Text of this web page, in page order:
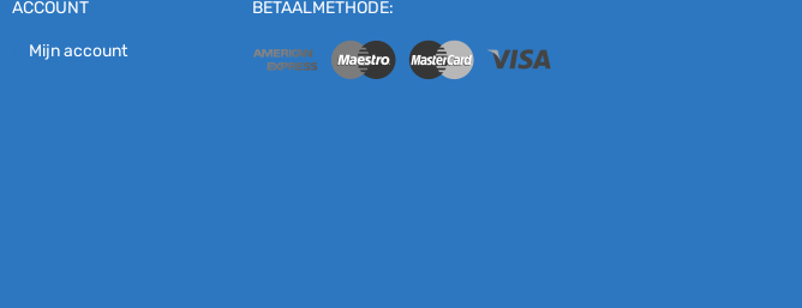
ACCOUNT
Mijn account
BETAALMETHODE: